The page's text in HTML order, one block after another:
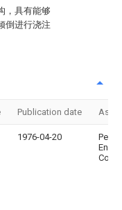
，具有能够
倒进行浇注
Publication date
1976-04-20